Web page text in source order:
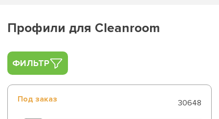
Профили для Cleanroom
ФИЛЬТР
Под заказ 30648